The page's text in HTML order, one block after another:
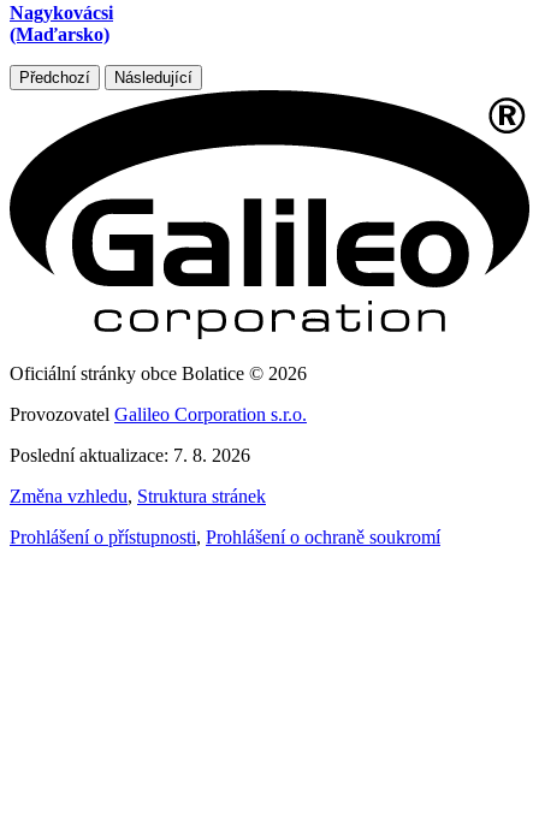
Nagykovácsi
(Maďarsko)
Předchozí Následující
Oficiální stránky obce Bolatice © 2026
Provozovatel Galileo Corporation s.r.o.
Poslední aktualizace: 7. 8. 2026
Změna vzhledu, Struktura stránek
Prohlášení o přístupnosti, Prohlášení o ochraně soukromí